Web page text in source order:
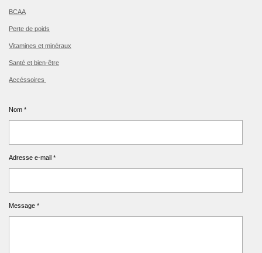
BCAA
Perte de poids
Vitamines et minéraux
Santé et bien-être
Accéssoires
Nom *
Adresse e-mail *
Message *